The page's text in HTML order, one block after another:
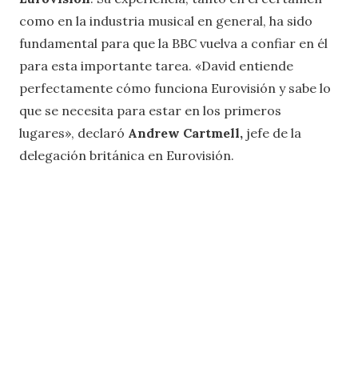
como en la industria musical en general, ha sido
fundamental para que la BBC vuelva a confiar en él
para esta importante tarea. «David entiende
perfectamente cómo funciona Eurovisión y sabe lo
que se necesita para estar en los primeros
lugares», declaró Andrew Cartmell, jefe de la
delegación británica en Eurovisión.